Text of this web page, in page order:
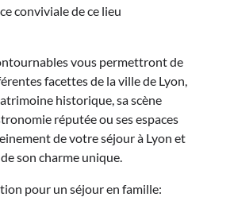
conviviale de ce lieu
vous permettront de
facettes de la ville de Lyon,
historique, sa scène
réputée ou ses espaces
de votre séjour à Lyon et
son charme unique.
pour un séjour en famille: